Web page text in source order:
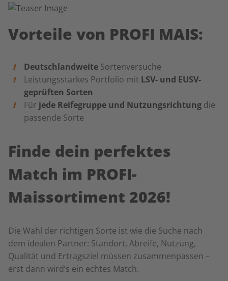
Vorteile von PROFI MAIS:
Deutschlandweite Sortenversuche
Leistungsstarkes Portfolio mit LSV- und EUSV-
geprüften Sorten
Für jede Reifegruppe und Nutzungsrichtungdie
passende Sorte
Finde dein perfektes
Match im PROFI-
Maissortiment 2026!
Die Wahl der richtigen Sorte ist wie die Suche nach
dem idealen Partner: Standort, Abreife, Nutzung,
Qualität und Ertragsziel müssen zusammenpassen –
erst dann wird’s ein echtes Match.